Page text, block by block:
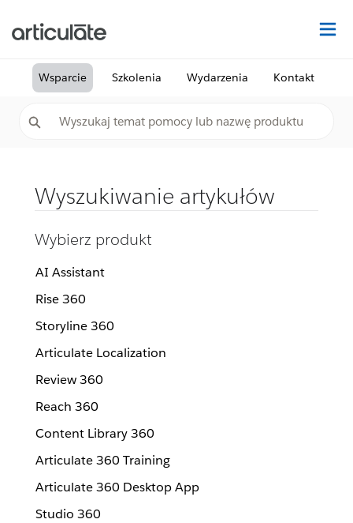
Wsparcie Szkolenia Wydarzenia Kontakt
Wyszukiwanie artykułów
Wybierz produkt
AI Assistant
Rise 360
Storyline 360
Articulate Localization
Review 360
Reach 360
Content Library 360
Articulate 360 Training
Articulate 360 Desktop App
Studio 360